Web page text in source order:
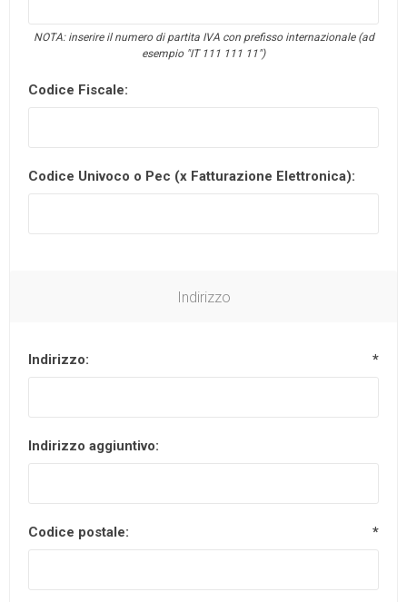
NOTA: inserire il numero di partita IVA con prefisso internazionale (ad
esempio "IT 111 111 11")
Codice Fiscale:
Codice Univoco o Pec (x Fatturazione Elettronica):
Indirizzo
Indirizzo: *
Indirizzo aggiuntivo:
Codice postale: *